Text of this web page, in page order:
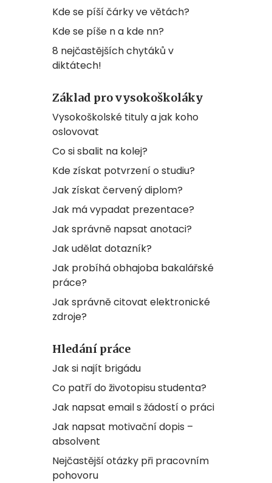
Kde se píší čárky ve větách?
Kde se píše n a kde nn?
8 nejčastějších chytáků v
diktátech!
Základ pro vysokoškoláky
Vysokoškolské tituly a jak koho
oslovovat
Co si sbalit na kolej?
Kde získat potvrzení o studiu?
Jak získat červený diplom?
Jak má vypadat prezentace?
Jak správně napsat anotaci?
Jak udělat dotazník?
Jak probíhá obhajoba bakalářské
práce?
Jak správně citovat elektronické
zdroje?
Hledání práce
Jak si najít brigádu
Co patří do životopisu studenta?
Jak napsat email s žádostí o práci
Jak napsat motivační dopis –
absolvent
Nejčastější otázky při pracovním
pohovoru